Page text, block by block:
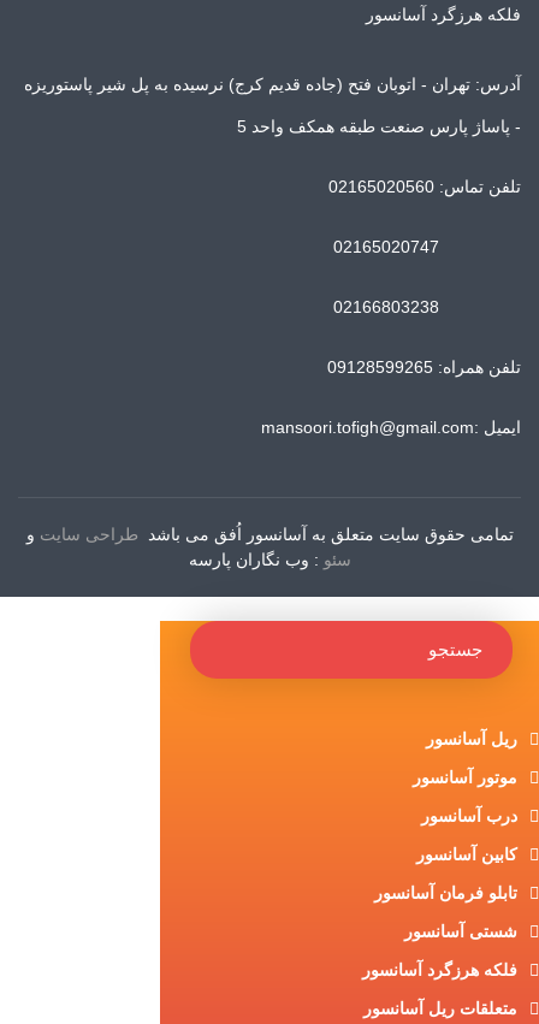
فلکه هرزگرد آسانسور
آدرس: تهران - اتوبان فتح (جاده قدیم کرج) نرسیده به پل شیر پاستوریزه
- پاساژ پارس صنعت طبقه همکف واحد 5
تلفن تماس: 02165020560
تلفن همراه: 09128599265
ایمیل :mansoori.tofigh@gmail.com
تمامی حقوق سایت متعلق به آسانسور اُفق می باشد طراحی سایت و
سئو : وب نگاران پارسه
ریل آسانسور
موتور آسانسور
درب آسانسور
کابین آسانسور
تابلو فرمان آسانسور
شستی آسانسور
فلکه هرزگرد آسانسور
متعلقات ریل آسانسور